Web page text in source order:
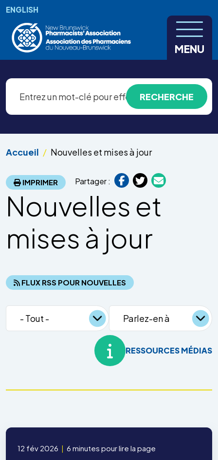
Aller au contenu principal
ENGLISH
MENU
Accueil Nouvelles et mises à jour
IMPRIMER Partager :
Nouvelles et
mises à jour
FLUX RSS POUR NOUVELLES
RESSOURCES MÉDIAS
12 fév 2026 | 6 minutes pour lire la page